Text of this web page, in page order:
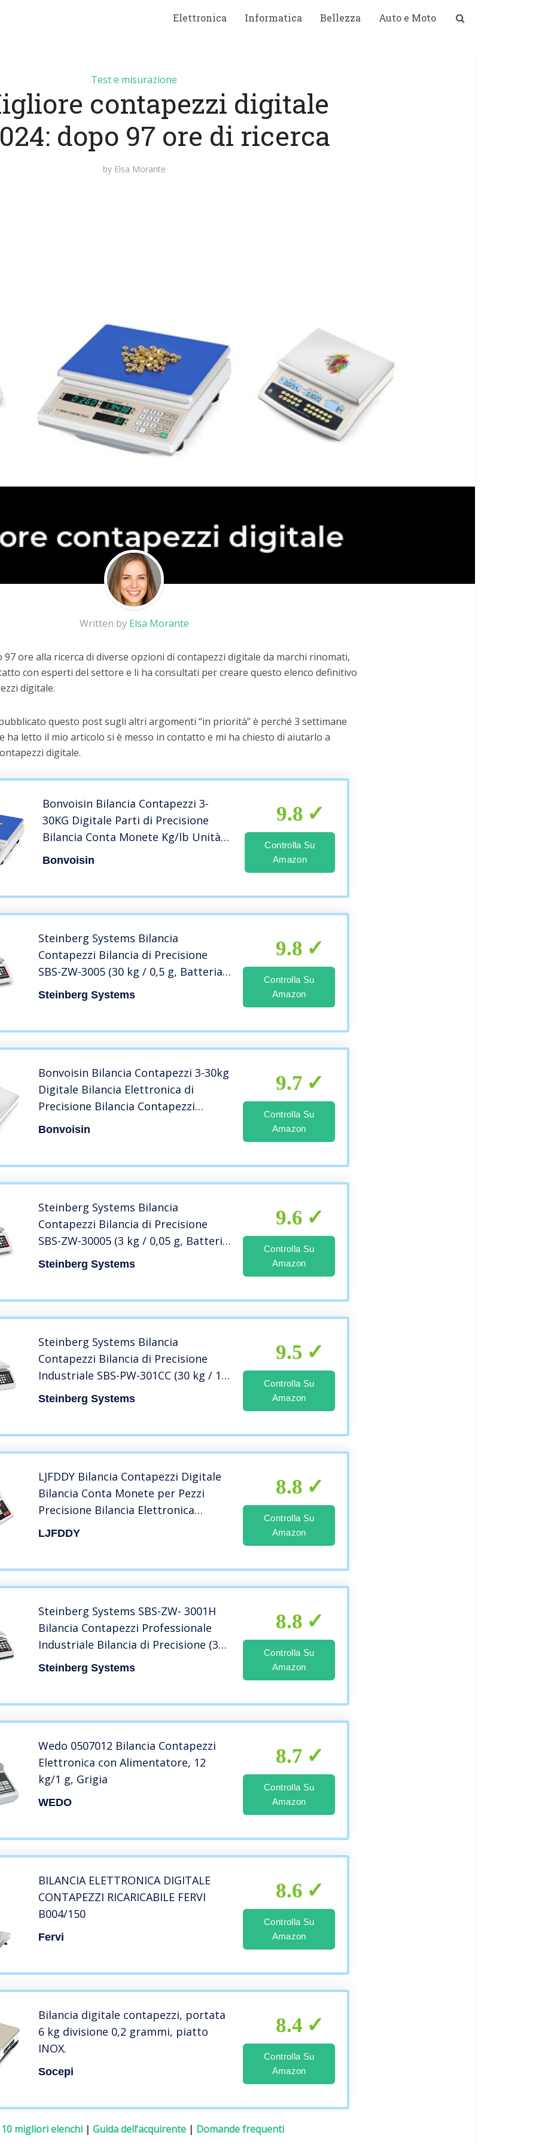
Elettronica Informatica Bellezza Auto e Moto
Test e misurazione
contapezzi digitale
dopo 97 ore di ricerca
by Elsa Morante
Written by Elsa Morante
ore alla ricerca di diverse opzioni di contapezzi digitale da marchi rinomati,
con esperti del settore e li ha consultati per creare questo elenco definitivo
digitale.
questo post sugli altri argomenti “in priorità” è perché 3 settimane
ha letto il mio articolo si è messo in contatto e mi ha chiesto di aiutarlo a
digitale.
Bonvoisin Bilancia Contapezzi 3-
30KG Digitale Parti di Precisione
Bilancia Conta Monete Kg/lb Unità
di Conversione Bilancia Elettronica
Bonvoisin
9.8
Controlla Su
Amazon
Steinberg Systems Bilancia
Contapezzi Bilancia di Precisione
SBS-ZW-3005 (30 kg / 0,5 g, Batteria
80 h, Plastica ABS, Acciaio Inox)
Steinberg Systems
9.8
Controlla Su
Amazon
Bonvoisin Bilancia Contapezzi 3-30kg
Digitale Bilancia Elettronica di
Precisione Bilancia Contapezzi
Industriale Bilancia Conta Monete
Bonvoisin
9.7
Controlla Su
Amazon
Steinberg Systems Bilancia
Contapezzi Bilancia di Precisione
SBS-ZW-30005 (3 kg / 0,05 g, Batteria
80 h, Plastica ABS, Acciaio Inox)
Steinberg Systems
9.6
Controlla Su
Amazon
Steinberg Systems Bilancia
Contapezzi Bilancia di Precisione
Industriale SBS-PW-301CC (30 kg / 1
g, 3 LCD, Batteria 72 h)
Steinberg Systems
9.5
Controlla Su
Amazon
LJFDDY Bilancia Contapezzi Digitale
Bilancia Conta Monete per Pezzi
Precisione Bilancia Elettronica
Grammo Bilancia Contapezzi
LJFDDY
8.8
Controlla Su
Amazon
Steinberg Systems SBS-ZW- 3001H
Bilancia Contapezzi Professionale
Industriale Bilancia di Precisione (30
kg / 1 g, Piattaforma: 26 x 21 cm,
LCD, incl. Batteria e Cavo) Bianca
Steinberg Systems
8.8
Controlla Su
Amazon
Wedo 0507012 Bilancia Contapezzi
Elettronica con Alimentatore, 12
kg/1 g, Grigia
WEDO
8.7
Controlla Su
Amazon
BILANCIA ELETTRONICA DIGITALE
CONTAPEZZI RICARICABILE FERVI
B004/150
Fervi
8.6
Controlla Su
Amazon
Bilancia digitale contapezzi, portata
6 kg divisione 0,2 grammi, piatto
INOX.
Socepi
8.4
Controlla Su
Amazon
10 migliori elenchi | Guida dell’acquirente | Domande frequenti